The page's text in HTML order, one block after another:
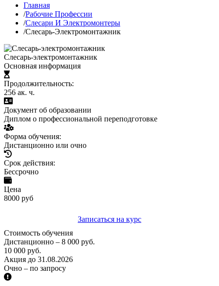
Главная
/Рабочие Профессии
/Слесари И Электромонтеры
/Слесарь-Электромонтажник
Слесарь-электромонтажник
Основная информация
Продолжительность:
256 ак. ч.
Документ об образовании
Диплом о профессиональной переподготовке
Форма обучения:
Дистанционно или очно
Срок действия:
Бессрочно
Цена
8000 руб
Записаться на курс
Стоимость обучения
Дистанционно – 8 000 руб.
10 000 руб.
Акция до 31.08.2026
Очно – по запросу